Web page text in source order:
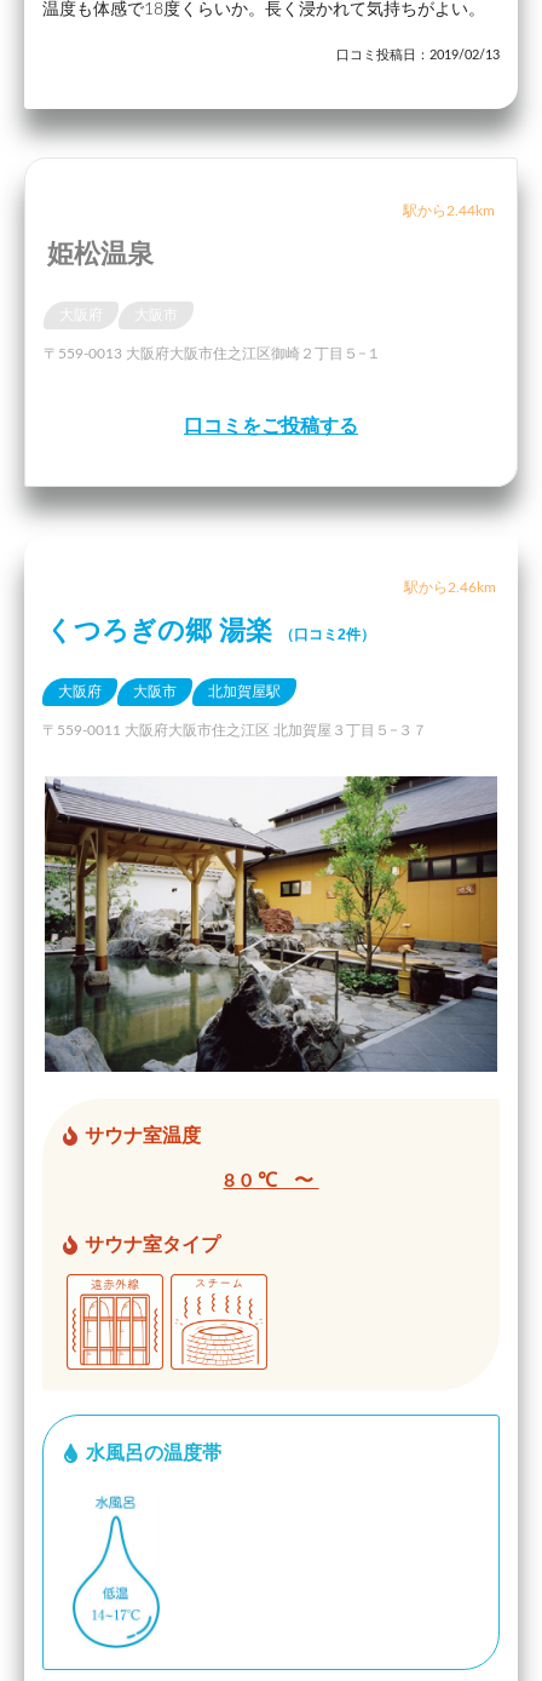
温度も体感で18度くらいか。長く浸かれて気持ちがよい。
口コミ投稿日：2019/02/13
駅から2.44km
姫松温泉
〒559-0013 大阪府大阪市住之江区御崎２丁目５−１
口コミをご投稿する
駅から2.46km
くつろぎの郷 湯楽 （口コミ2件）
大阪府 大阪市 北加賀屋駅
〒559-0011 大阪府大阪市住之江区 北加賀屋３丁目５−３７
サウナ室温度
80℃ 〜
サウナ室タイプ
水風呂の温度帯